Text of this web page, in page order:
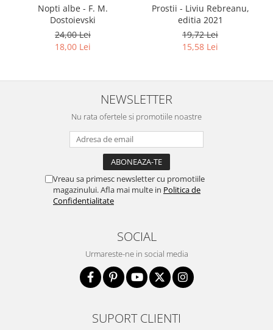
Nopti albe - F. M.
Dostoievski
24,00 Lei
18,00 Lei
Prostii - Liviu Rebreanu,
editia 2021
19,72 Lei
15,58 Lei
NEWSLETTER
Nu rata ofertele si promotiile noastre
Vreau sa primesc newsletter cu promotiile
magazinului. Afla mai multe in Politica de
Confidentialitate
SOCIAL
Urmareste-ne in social media
SUPORT CLIENTI